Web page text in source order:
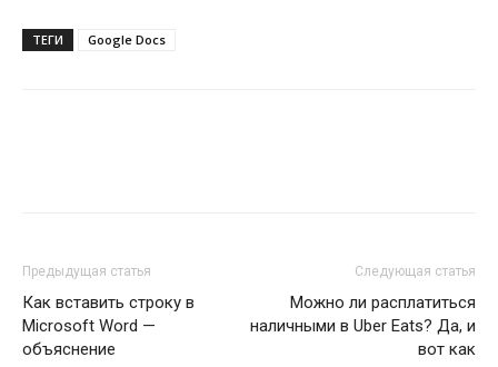
ТЕГИ Google Docs
Предыдущая статья
Как вставить строку в
Microsoft Word —
объяснение
Следующая статья
Можно ли расплатиться
наличными в Uber Eats? Да, и
вот как